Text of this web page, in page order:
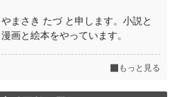
やまさき たづ と申します。小説と
漫画と絵本をやっています。
もっと見る